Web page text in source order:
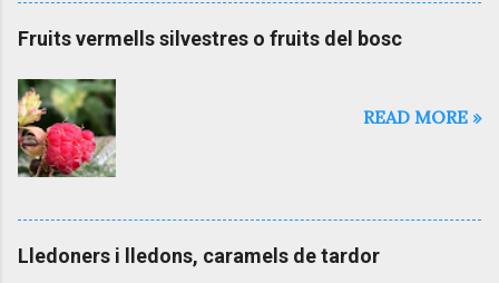
Fruits vermells silvestres o fruits del bosc
READ MORE »
Lledoners i lledons, caramels de tardor